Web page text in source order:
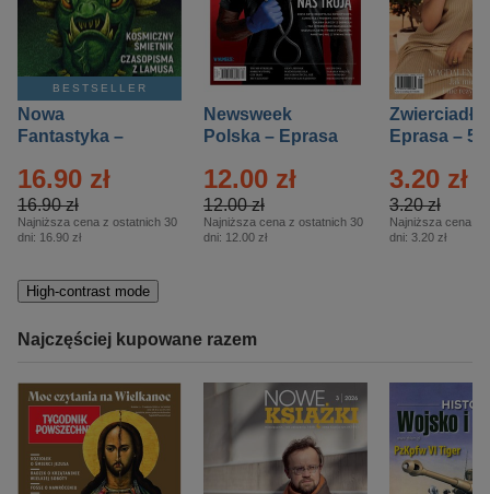
BESTSELLER
Nowa
Fantastyka –
16.90 zł
16.90 zł
Najniższa cena z ostatnich 30
dni: 16.90 zł
Newsweek
Polska – Eprasa
12.00 zł
12.00 zł
Najniższa cena z ostatnich 30
dni: 12.00 zł
Zwierciadło
Eprasa – 5/
3.20 zł
3.20 zł
Najniższa cena z
dni: 3.20 zł
High-contrast mode
Najczęściej kupowane razem